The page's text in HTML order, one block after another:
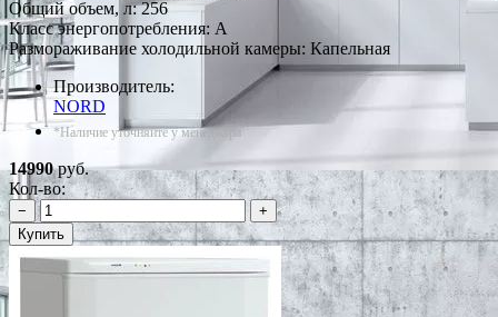
Общий объем, л: 256
Класс энергопотребления: A
Размораживание холодильной камеры: Капельная
Производитель:
NORD
*Наличие уточняйте у менеджера
14990руб.
Кол-во:
−
+
Купить